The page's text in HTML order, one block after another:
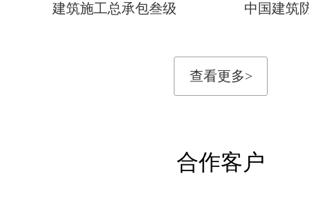
建筑施工总承包叁级 中国建筑
查看更多>
合作客户